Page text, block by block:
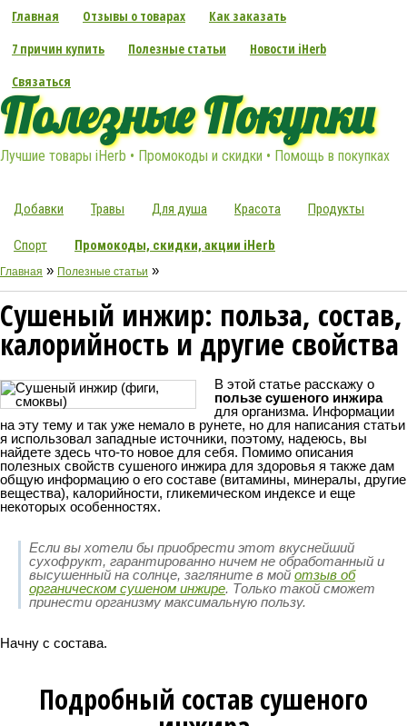
Главная Отзывы о товарах
Как заказать
7 причин купить
Полезные статьи
Новости iHerb
Связаться
Полезные Покупки
Лучшие товары iHerb • Промокоды и скидки • Помощь в покупках
Добавки Травы Для душа Красота Продукты
Спорт Промокоды, скидки, акции iHerb
Главная » Полезные статьи »
Сушеный инжир: польза, состав,
калорийность и другие свойства
В этой статье расскажу о
пользе сушеного инжира
для организма. Информации
на эту тему и так уже немало в рунете, но для написания статьи
я использовал западные источники, поэтому, надеюсь, вы
найдете здесь что-то новое для себя. Помимо описания
полезных свойств сушеного инжира для здоровья я также дам
общую информацию о его составе (витамины, минералы, другие
вещества), калорийности, гликемическом индексе и еще
некоторых особенностях.
Если вы хотели бы приобрести этот вкуснейший
сухофрукт, гарантированно ничем не обработанный и
высушенный на солнце, загляните в мой отзыв об
органическом сушеном инжире. Только такой сможет
принести организму максимальную пользу.
Начну с состава.
Подробный состав сушеного